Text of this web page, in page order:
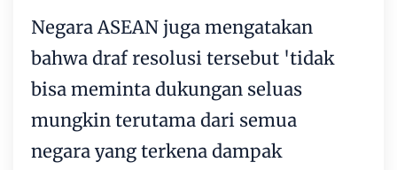
Negara ASEAN juga mengatakan
bahwa draf resolusi tersebut 'tidak
bisa meminta dukungan seluas
mungkin terutama dari semua
negara yang terkena dampak